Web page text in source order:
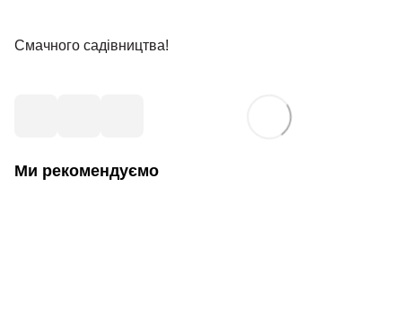
Смачного садівництва!
Ми рекомендуємо